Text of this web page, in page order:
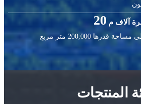
20 آلاف م
قدرها 200,000 متر مربع
المنتجات